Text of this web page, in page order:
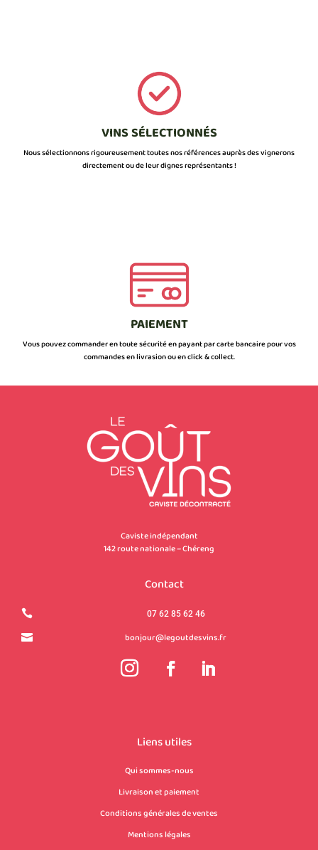
VINS SÉLECTIONNÉS
Nous sélectionnons rigoureusement toutes nos références auprès des vignerons
directement ou de leur dignes représentants !
PAIEMENT
Vous pouvez commander en toute sécurité en payant par carte bancaire pour vos
commandes en livrasion ou en click & collect.
Caviste indépendant
142 route nationale – Chéreng
Contact
 07 62 85 62 46
 bonjour@legoutdesvins.fr
Liens utiles
Qui sommes-nous
Livraison et paiement
Conditions générales de ventes
Mentions légales